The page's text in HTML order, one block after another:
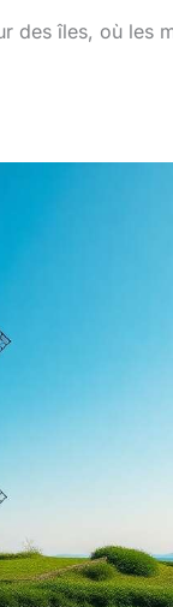
des îles, où les